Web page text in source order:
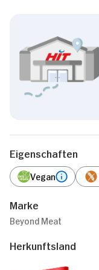
Eigenschaften
Vegan
Marke
Beyond Meat
Herkunftsland